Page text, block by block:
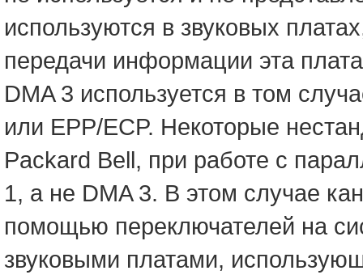
используются в звуковых
передачи информации эта
DMA 3 используется в том
или EPP/ECP. Некоторые
Packard Bell, при работе с
1, а не DMA 3. В этом случае
помощью переключателей на
звуковыми платами,